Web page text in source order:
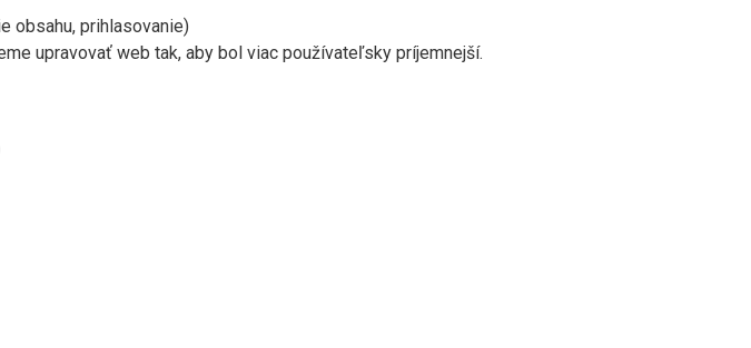
obsahu, prihlasovanie)
upravovať web tak, aby bol viac používateľsky príjemnejší.